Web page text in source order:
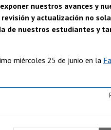
nuestros avances y
y actualización no
de nuestros estudiantes y
miércoles 25 de junio en la